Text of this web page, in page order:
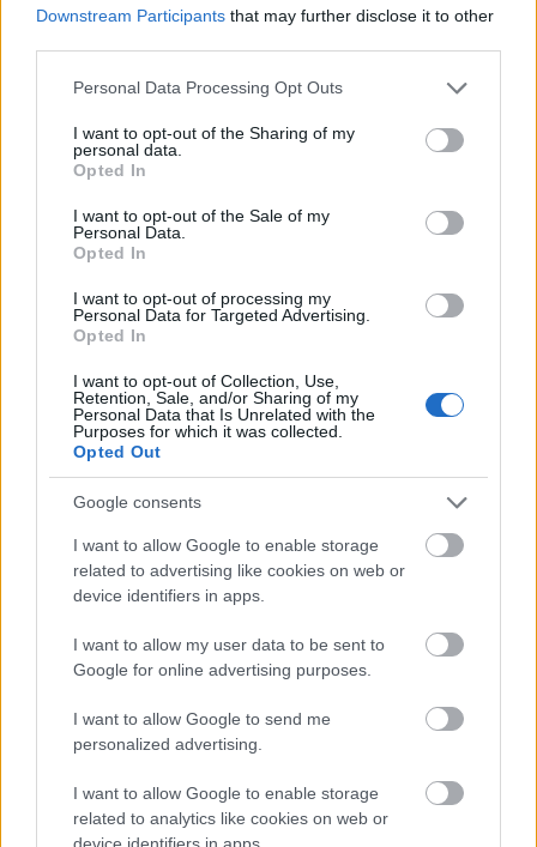
Downstream Participants that may further disclose it to other
Please note that this website/app uses one or more Google
not limited to your visit or usage behaviour. You may click to
grant or deny consent to Google and its third-party tags to
use your data for below specified purposes in below Google
consent section.
Personal Data Processing Opt Outs
I want to opt-out of the Sharing of my
personal data.
Opted In
I want to opt-out of the Sale of my
Personal Data.
Opted In
I want to opt-out of processing my
Personal Data for Targeted Advertising.
Opted In
I want to opt-out of Collection, Use,
Retention, Sale, and/or Sharing of my
Personal Data that Is Unrelated with the
Purposes for which it was collected.
Opted Out
Google consents
I want to allow Google to enable storage
related to advertising like cookies on web or
device identifiers in apps.
I want to allow my user data to be sent to
Google for online advertising purposes.
I want to allow Google to send me
personalized advertising.
I want to allow Google to enable storage
related to analytics like cookies on web or
device identifiers in apps.
műemlékfelújítás műemlék restaurálás
Történelmi táj, amelynek minden köve mesél –
A projekt részeként megújulnak a területen található
Várkanyarban álló Nepomuki Szent János híd és szobor is.
M1 bővítés: már zajlik a teljesen új
Bicske Kelet csomópont építése